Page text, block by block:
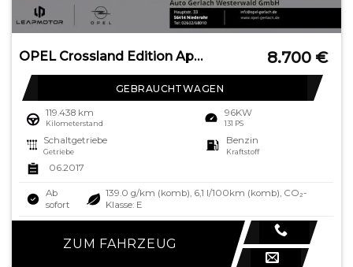
OPEL Crossland Edition Apple CarPlay Android Auto Amb 8.700 €
GEBRAUCHTWAGEN
119.438 km
Kilometerstand
96KW
131 PS
Schaltgetriebe
Getriebe
Benzin
Kraftstoff
06.2017
Ab
sofort
139.0 g/km (komb), 6,1 l/100km (komb), CO₂-
Klasse: E
ZUM FAHRZEUG